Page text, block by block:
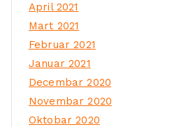
April 2021
Mart 2021
Februar 2021
Januar 2021
Decembar 2020
Novembar 2020
Oktobar 2020